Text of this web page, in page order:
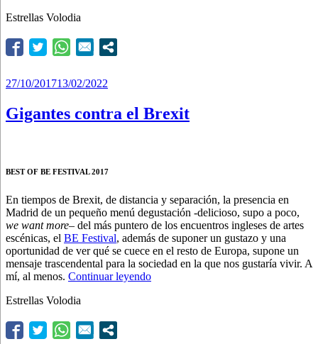
Estrellas Volodia
Publicado
27/10/201713/02/2022
Gigantes contra el Brexit
BEST OF BE FESTIVAL 2017
En tiempos de Brexit, de distancia y separación, la presencia en
Madrid de un pequeño menú degustación -delicioso, supo a poco,
we want more– del más puntero de los encuentros ingleses de artes
escénicas, el BE Festival, además de suponer un gustazo y una
oportunidad de ver qué se cuece en el resto de Europa, supone un
mensaje trascendental para la sociedad en la que nos gustaría vivir. A
mí, al menos. Continuar leyendo“Gigantes
Estrellas Volodia